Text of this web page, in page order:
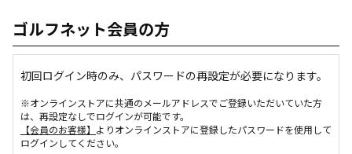
ゴルフネット会員の方
初回ログイン時のみ、パスワードの再設定が必要になります。
※オンラインストアに共通のメールアドレスでご登録いただいていた方
は、再設定なしでログインが可能です。
【会員のお客様】 よりオンラインストアに登録したパスワードを使用して
ログインしてください。